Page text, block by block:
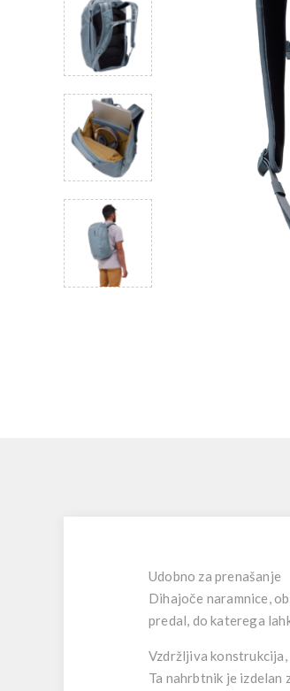
Udobno za prenašanje
Dihajoče naramnice,
predal, do katerega
Vzdržljiva
Ta nahrbtnik je izdelan